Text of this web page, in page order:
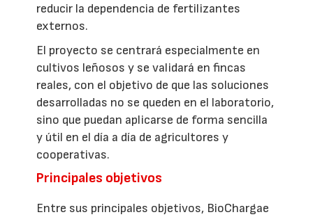
reducir la dependencia de fertilizantes
externos.
El proyecto se centrará especialmente en
cultivos leñosos y se validará en fincas
reales, con el objetivo de que las soluciones
desarrolladas no se queden en el laboratorio,
sino que puedan aplicarse de forma sencilla
y útil en el día a día de agricultores y
cooperativas.
Principales objetivos
Entre sus principales objetivos, BioChargae